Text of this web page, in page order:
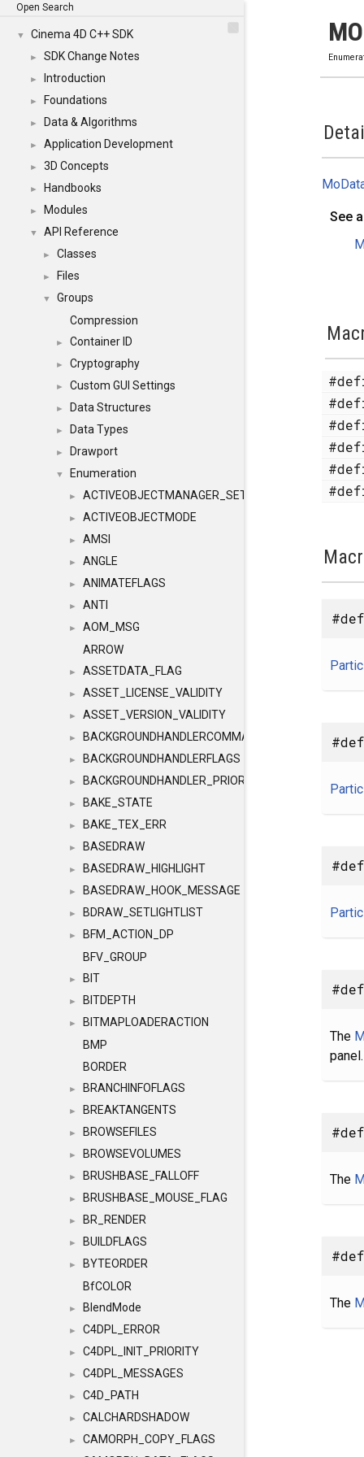
Open Search
▼ Cinema 4D C++ SDK
► SDK Change Notes
► Introduction
► Foundations
► Data & Algorithms
► Application Development
► 3D Concepts
► Handbooks
► Modules
▼ API Reference
► Classes
► Files
▼
Groups
Compression
► Container ID
► Cryptography
► Custom GUI Settings
► Data Structures
► Data Types
► Drawport
▼ Enumeration
► ACTIVEOBJECTMANAGER_SETOBJECTS
► ACTIVEOBJECTMODE
► AMSI
► ANGLE
► ANIMATEFLAGS
► ANTI
►
AOM_MSG
ARROW
► ASSETDATA_FLAG
► ASSET_LICENSE_VALIDITY
► ASSET_VERSION_VALIDITY
► BACKGROUNDHANDLERCOMMAND
► BACKGROUNDHANDLERFLAGS
► BACKGROUNDHANDLER_PRIORITY
► BAKE_STATE
► BAKE_TEX_ERR
► BASEDRAW
► BASEDRAW_HIGHLIGHT
► BASEDRAW_HOOK_MESSAGE
► BDRAW_SETLIGHTLIST
►
BFM_ACTION_DP
BFV_GROUP
► BIT
► BITDEPTH
►
BITMAPLOADERACTION
BMP
BORDER
► BRANCHINFOFLAGS
► BREAKTANGENTS
► BROWSEFILES
► BROWSEVOLUMES
► BRUSHBASE_FALLOFF
► BRUSHBASE_MOUSE_FLAG
► BR_RENDER
► BUILDFLAGS
►
BYTEORDER
BfCOLOR
► BlendMode
► C4DPL_ERROR
► C4DPL_INIT_PRIORITY
► C4DPL_MESSAGES
► C4D_PATH
► CALCHARDSHADOW
►
CAMORPH_COPY_FLAGS
See
The
panel.
The
The